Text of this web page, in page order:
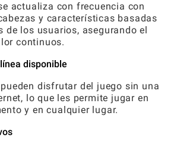
actualiza con frecuencia con
y características basadas
de los usuarios, asegurando el
continuos.
disponible
disfrutar del juego sin una
lo que les permite jugar en
y en cualquier lugar.